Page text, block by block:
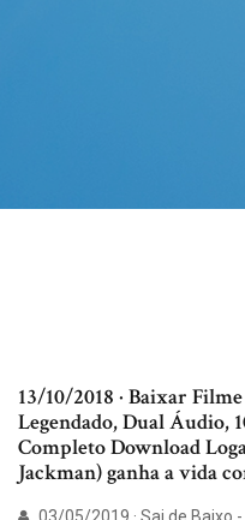
13/10/2018 · Baixar
Legendado, Dual Áudio,
Completo Download
Jackman) ganha a vida